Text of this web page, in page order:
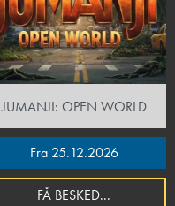
JUMANJI: OPEN WORLD
Fra 25.12.2026
FÅ BESKED...